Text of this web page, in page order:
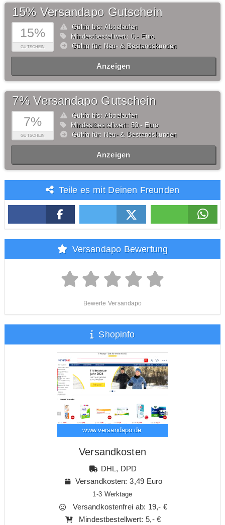
15%
GUTSCHEIN
15% Versandapo Gutschein
Gültig bis: Abgelaufen
Mindestbestellwert: 0,- Euro
Gültig für: Neu- & Bestandskunden
Anzeigen
7%
GUTSCHEIN
7% Versandapo Gutschein
Gültig bis: Abgelaufen
Mindestbestellwert: 50,- Euro
Gültig für: Neu- & Bestandskunden
Anzeigen
Teile es mit Deinen Freunden
Versandapo Bewertung
Bewerte Versandapo
Shopinfo
www.versandapo.de
Versandkosten
DHL, DPD
Versandkosten: 3,49 Euro
1-3 Werktage
Versandkostenfrei ab: 19,- €
Mindestbestellwert: 5,- €